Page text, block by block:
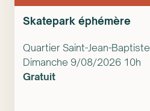
Skatepark éphémère
Quartier Saint-Jean-Baptiste
Dimanche 9/08/2026 10h
Gratuit